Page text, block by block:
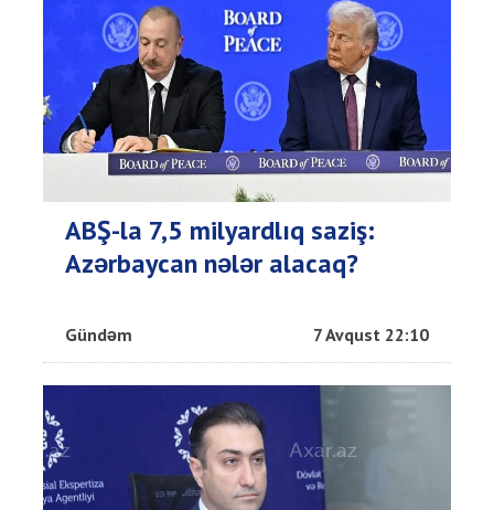
ABŞ-la 7,5 milyardlıq saziş:
Azərbaycan nələr alacaq?
Gündəm 7 Avqust 22:10